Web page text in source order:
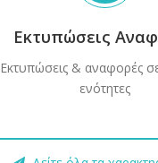
Εκτυπώσεις
Εκτυπώσεις & αναφορές
ενότητες